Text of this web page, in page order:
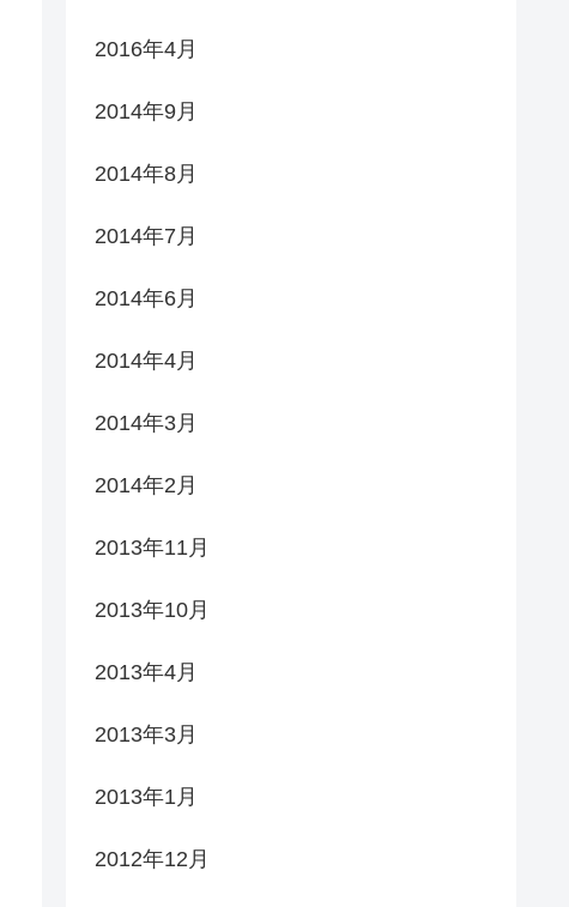
2016年4月
2014年9月
2014年8月
2014年7月
2014年6月
2014年4月
2014年3月
2014年2月
2013年11月
2013年10月
2013年4月
2013年3月
2013年1月
2012年12月